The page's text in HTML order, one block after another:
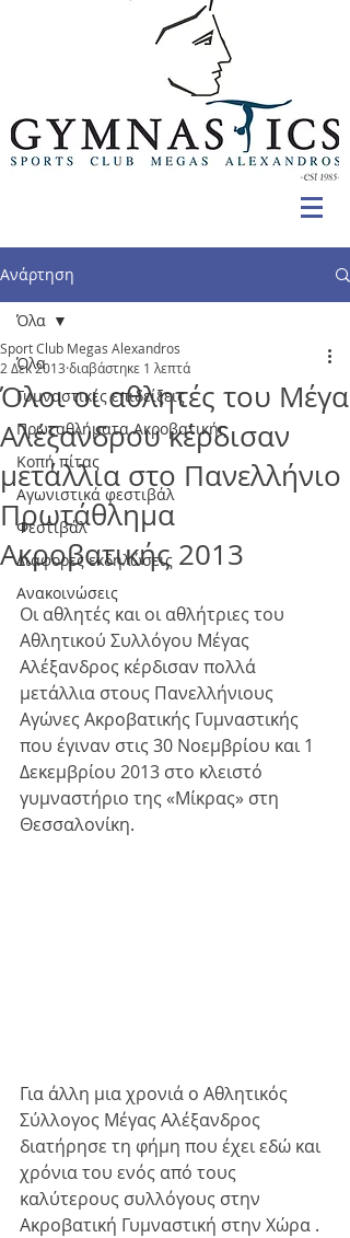
Ανάρτηση
Όλα
Γυμναστικές επιδείξεις
Πρωταθλήματα Ακροβατικής
Κοπή πίτας
Αγωνιστικά φεστιβάλ
Φεστιβάλ
Διάφορες εκδηλώσεις
Ανακοινώσεις
Όλα
Όλοι οι αθλητές του Μέγα
Αλέξανδρου κέρδισαν
μετάλλια στο Πανελλήνιο
Πρωτάθλημα
Ακροβατικής 2013
Sport Club Megas Alexandros
2 Δεκ 2013 διαβάστηκε 1 λεπτά
Οι αθλητές και οι αθλήτριες του
Αθλητικού Συλλόγου Μέγας
Αλέξανδρος κέρδισαν πολλά
μετάλλια στους Πανελλήνιους
Αγώνες Ακροβατικής Γυμναστικής
που έγιναν στις 30 Νοεμβρίου και 1
Δεκεμβρίου 2013 στο κλειστό
γυμναστήριο της «Μίκρας» στη
Θεσσαλονίκη.
Για άλλη μια χρονιά ο Αθλητικός
Σύλλογος Μέγας Αλέξανδρος
διατήρησε τη φήμη που έχει εδώ και
χρόνια του ενός από τους
καλύτερους συλλόγους στην
Ακροβατική Γυμναστική στην Χώρα .